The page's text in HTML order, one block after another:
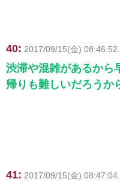
40: 2017/09/15(金)
渋滞や混雑があるから
帰りも難しいだろうか
41: 2017/09/15(金)